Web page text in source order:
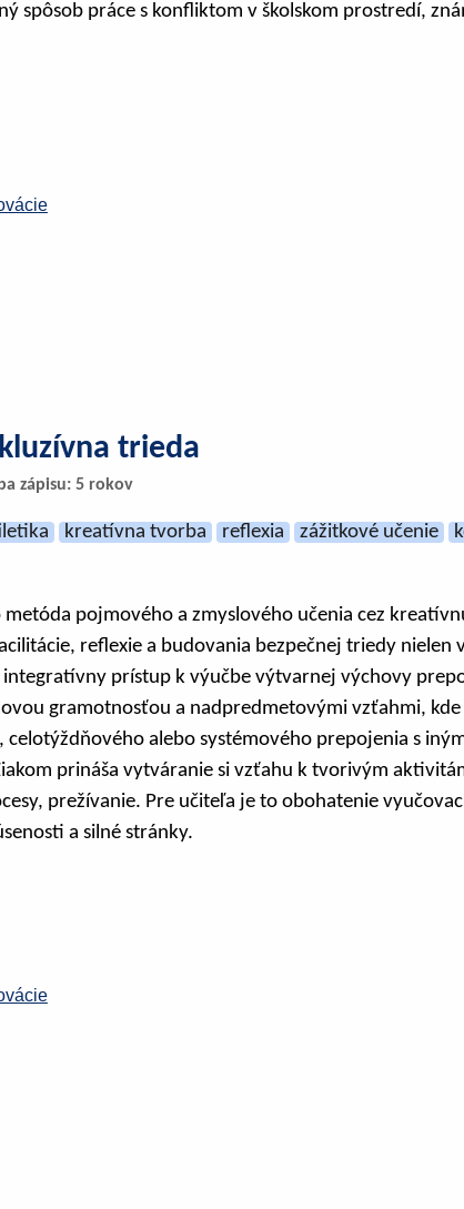
spôsob práce s konfliktom v školskom prostredí,
trieda
zápisu: 5 rokov
kreatívna tvorba reflexia zážitkové učenie
pojmového a zmyslového učenia cez
reflexie a budovania bezpečnej triedy nielen
prístup k výučbe výtvarnej výchovy
gramotnosťou a nadpredmetovými vzťahmi, kde
alebo systémového prepojenia s
prináša vytváranie si vzťahu k tvorivým
prežívanie. Pre učiteľa je to obohatenie
a silné stránky.